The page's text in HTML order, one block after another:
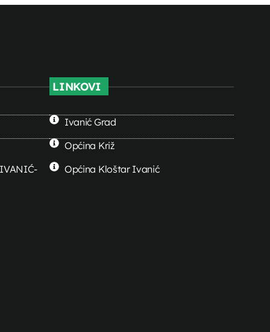
LINKOVI
Ivanić Grad
Općina Križ
Općina Kloštar Ivanić